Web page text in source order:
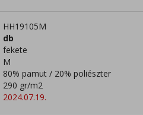
HH19105M
db
fekete
M
80% pamut / 20% poliészter
290 gr/m2
2024.07.19.